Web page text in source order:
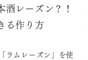
酒レーズン？！
る作り方
ラムレーズン」を使